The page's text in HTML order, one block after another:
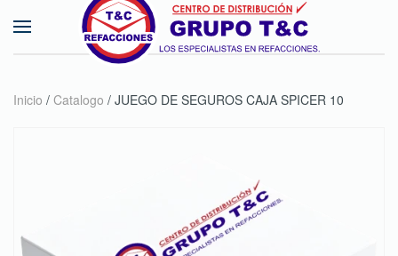
Skip to main content
Inicio / Catalogo / JUEGO DE SEGUROS CAJA SPICER 10